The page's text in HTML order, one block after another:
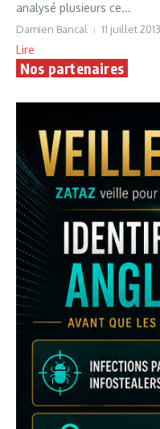
analysé plusieurs ce...
Damien Bancal 11 juillet 2013
Lire
Nos partenaires